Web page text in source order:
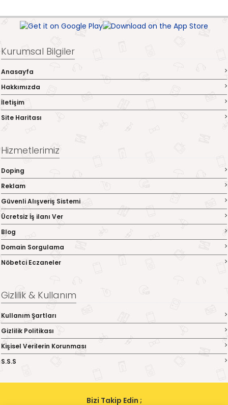
Kurumsal Bilgiler
Anasayfa
Hakkımızda
İletişim
Site Haritası
Hizmetlerimiz
Doping
Reklam
Güvenli Alışveriş Sistemi
Ücretsiz İş ilanı Ver
Blog
Domain Sorgulama
Nöbetci Eczaneler
Gizlilik & Kullanım
Kullanım Şartları
Gizlilik Politikası
Kişisel Verilerin Korunması
S.S.S
Bizi Takip Edin ;